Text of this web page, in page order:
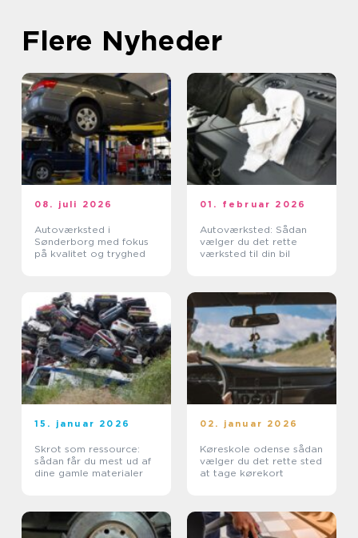
Flere Nyheder
08. juli 2026
Autoværksted i
Sønderborg med fokus
på kvalitet og tryghed
01. februar 2026
Autoværksted: Sådan
vælger du det rette
værksted til din bil
15. januar 2026
Skrot som ressource:
sådan får du mest ud af
dine gamle materialer
02. januar 2026
Køreskole odense sådan
vælger du det rette sted
at tage kørekort